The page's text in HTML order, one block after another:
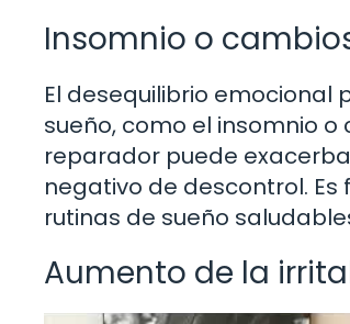
Insomnio o
El desequilibrio
sueño, como el insomnio
reparador puede
negativo de descontrol.
rutinas de sueño
Aumento de la